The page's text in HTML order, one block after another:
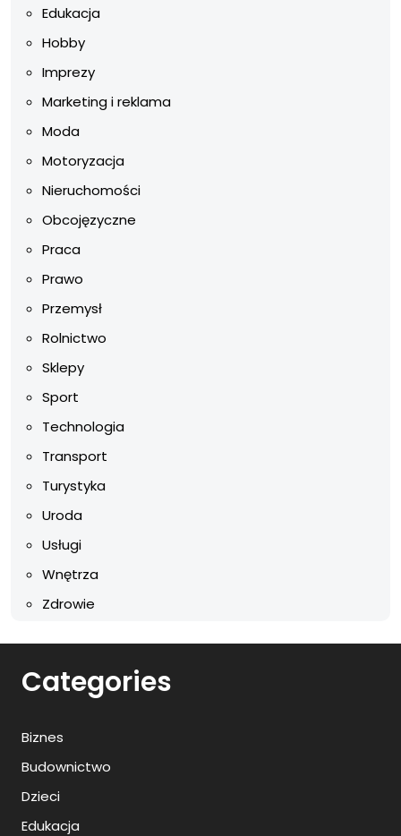
Edukacja
Hobby
Imprezy
Marketing i reklama
Moda
Motoryzacja
Nieruchomości
Obcojęzyczne
Praca
Prawo
Przemysł
Rolnictwo
Sklepy
Sport
Technologia
Transport
Turystyka
Uroda
Usługi
Wnętrza
Zdrowie
Categories
Biznes
Budownictwo
Dzieci
Edukacja